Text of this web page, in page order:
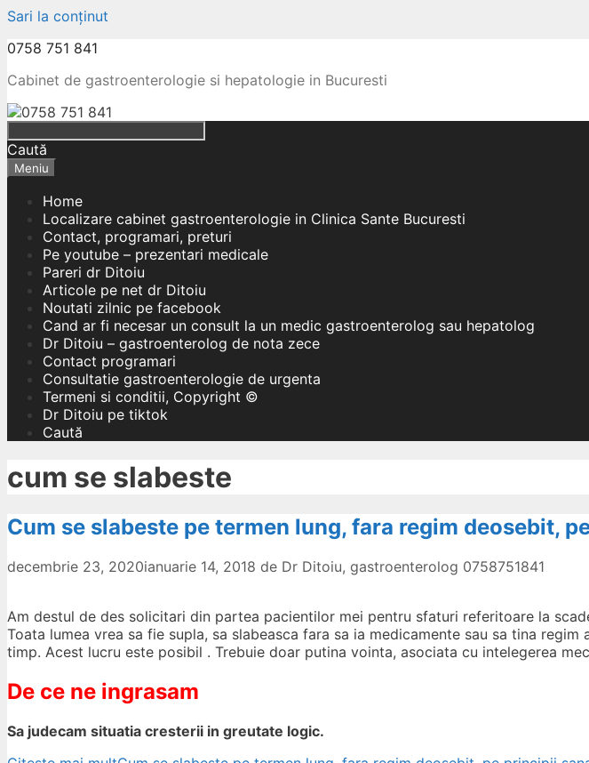
Sari la conținut
0758 751 841
Cabinet de gastroenterologie si hepatologie in Bucuresti
Caută
Meniu
Home
Localizare cabinet gastroenterologie in Clinica Sante Bucuresti
Contact, programari, preturi
Pe youtube – prezentari medicale
Pareri dr Ditoiu
Articole pe net dr Ditoiu
Noutati zilnic pe facebook
Cand ar fi necesar un consult la un medic gastroenterolog sau hepatolog
Dr Ditoiu – gastroenterolog de nota zece
Contact programari
Consultatie gastroenterologie de urgenta
Termeni si conditii, Copyright ©
Dr Ditoiu pe tiktok
Caută
cum se slabeste
Cum se slabeste pe termen lung, fara regim deosebit,
decembrie 23, 2020ianuarie 14, 2018 de Dr Ditoiu, gastroenterolog 0758751841
Am destul de des solicitari din partea pacientilor mei pentru sfaturi referitoare la
Toata lumea vrea sa fie supla, sa slabeasca fara sa ia medicamente sau sa tina
timp. Acest lucru este posibil . Trebuie doar putina vointa, asociata cu intelegerea
De ce ne ingrasam
Sa judecam situatia cresterii in greutate logic.